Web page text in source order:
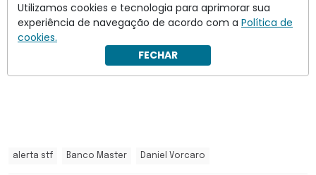
alerta stf Banco Master Daniel Vorcaro
Utilizamos cookies e tecnologia para aprimorar sua
experiência de navegação de acordo com a Política de
cookies.
FECHAR